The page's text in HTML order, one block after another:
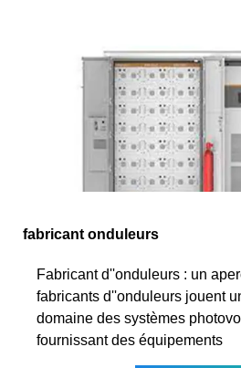
fabricant onduleurs
Fabricant d''onduleurs : un
fabricants d''onduleurs jouent
domaine des systèmes
fournissant des équipements